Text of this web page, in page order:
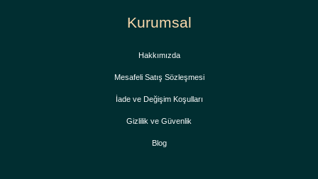
Kurumsal
Hakkımızda
Mesafeli Satış Sözleşmesi
İade ve Değişim Koşulları
Gizlilik ve Güvenlik
Blog